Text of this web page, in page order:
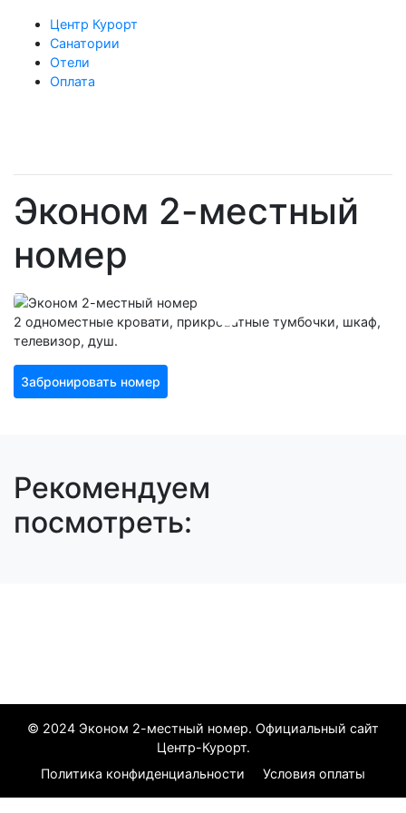
Центр Курорт
Санатории
Отели
Оплата
Эконом 2-местный
номер
2 одноместные кровати, прикроватные тумбочки, шкаф,
телевизор, душ.
Забронировать номер
Рекомендуем
посмотреть:
© 2024 Эконом 2-местный номер. Официальный сайт
Центр-Курорт.
Политика конфиденциальности
Условия оплаты